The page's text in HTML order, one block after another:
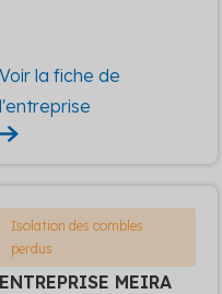
Voir la fiche de
l'entreprise
Isolation des combles
perdus
ENTREPRISE MEIRA